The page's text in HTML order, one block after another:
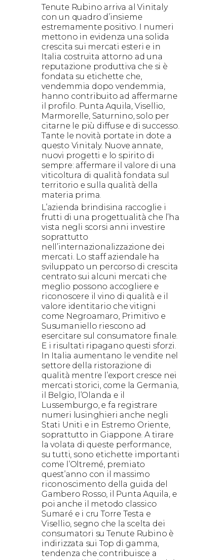
Tenute Rubino arriva al Vinitaly
con un quadro d’insieme
estremamente positivo. I numeri
mettono in evidenza una solida
crescita sui mercati esteri e in
Italia costruita attorno ad una
reputazione produttiva che si è
fondata su etichette che,
vendemmia dopo vendemmia,
hanno contribuito ad affermarne
il profilo. Punta Aquila, Visellio,
Marmorelle, Saturnino, solo per
citarne le più diffuse e di successo.
Tante le novità portate in dote a
questo Vinitaly. Nuove annate,
nuovi progetti e lo spirito di
sempre: affermare il valore di una
viticoltura di qualità fondata sul
territorio e sulla qualità della
materia prima.
L’azienda brindisina raccoglie i
frutti di una progettualità che l’ha
vista negli scorsi anni investire
soprattutto
nell’internazionalizzazione dei
mercati. Lo staff aziendale ha
sviluppato un percorso di crescita
centrato sui alcuni mercati che
meglio possono accogliere e
riconoscere il vino di qualità e il
valore identitario che vitigni
come Negroamaro, Primitivo e
Susumaniello riescono ad
esercitare sul consumatore finale.
E i risultati ripagano questi sforzi.
In Italia aumentano le vendite nel
settore della ristorazione di
qualità mentre l’export cresce nei
mercati storici, come la Germania,
il Belgio, l’Olanda e il
Lussemburgo, e fa registrare
numeri lusinghieri anche negli
Stati Uniti e in Estremo Oriente,
soprattutto in Giappone. A tirare
la volata di queste performance,
su tutti, sono etichette importanti
come l’Oltremé, premiato
quest’anno con il massimo
riconoscimento della guida del
Gambero Rosso, il Punta Aquila, e
poi anche il metodo classico
Sumaré e i cru Torre Testa e
Visellio, segno che la scelta dei
consumatori su Tenute Rubino è
indirizzata sui Top di gamma,
tendenza che contribuisce a